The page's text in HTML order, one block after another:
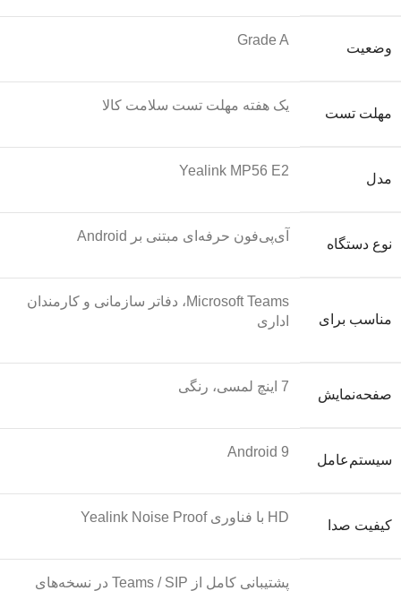
وضعیت
Grade A
مهلت تست
یک هفته مهلت تست سلامت کالا
مدل
Yealink MP56 E2
نوع دستگاه
آی‌پی‌فون حرفه‌ای مبتنی بر Android
مناسب برای
Microsoft Teams، دفاتر سازمانی و کارمندان
اداری
صفحه‌نمایش
7 اینچ لمسی، رنگی
سیستم‌عامل
Android 9
کیفیت صدا
HD با فناوری Yealink Noise Proof
پشتیبانی کامل از Teams / SIP در نسخه‌های